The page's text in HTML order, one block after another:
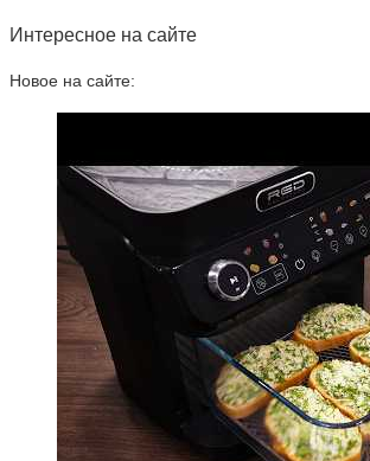
Интересное на сайте
Новое на сайте: